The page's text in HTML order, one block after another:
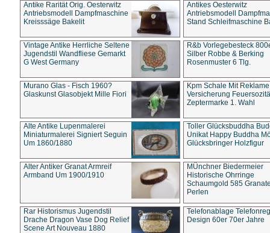
Antike Rarität Orig. Oesterwitz
Antriebsmodell Dampfmaschine
Kreisssäge Bakelit
Antikes Oesterwitz
Antriebsmodell
Stand Schleifmaschine
Vintage Antike Herrliche Seltene
Jugendstil Wandfliese Gemarkt
G West Germany
R&b Vorlegebesteck
Silber Robbe & Berking
Rosenmuster 6 Tlg.
Murano Glas - Fisch 1960?
Glaskunst Glasobjekt Mille Fiori
Kpm Schale Mit Reklame
Versicherung
Zeptermarke 1. Wahl
Alte Antike Lupenmalerei
Miniaturmalerei Signiert Seguin
Um 1860/1880
Toller Glücksbuddha
Unikat Happy Buddha
Glücksbringer Holzfigur
Alter Antiker Granat Armreif
Armband Um 1900/1910
MÜnchner Biedermeier
Historische Ohrringe
Schaumgold 585
Perlen
Rar Historismus Jugendstil
Drache Dragon Vase Dog Relief
Scene Art Nouveau 1880
Telefonablage
Design 60er 70er Jahre